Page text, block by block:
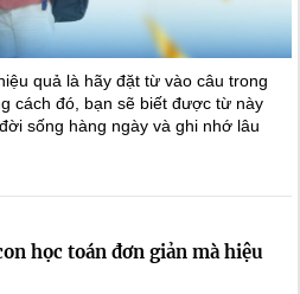
quả là hãy đặt từ vào câu trong
cách đó, bạn sẽ biết được từ này
sống hàng ngày và ghi nhớ lâu
học toán đơn giản mà hiệu